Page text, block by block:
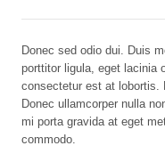
Donec sed odio dui. Duis
porttitor ligula, eget lacinia
consectetur est at lobortis.
Donec ullamcorper nulla
mi porta gravida at eget
commodo.